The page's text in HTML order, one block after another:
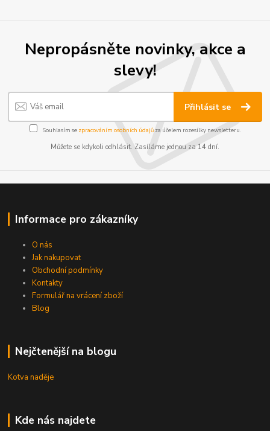
Nepropásněte novinky, akce a
slevy!
Přihlásit se
Souhlasím se zpracováním osobních údajůza účelem rozesílky newsletteru.
Můžete se kdykoli odhlásit. Zasíláme jednou za 14 dní.
Informace pro zákazníky
O nás
Jak nakupovat
Obchodní podmínky
Kontakty
Formulář na vrácení zboží
Blog
Nejčtenější na blogu
Kotva naděje
Kde nás najdete